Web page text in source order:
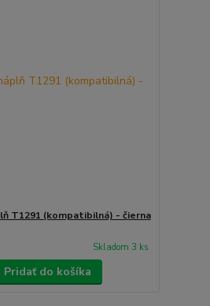
T1291 (kompatibilná) - čierna
Skladom 3 ks
Pridať do košíka